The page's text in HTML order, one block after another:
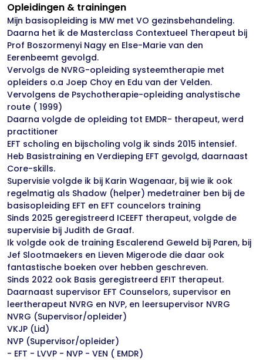
Opleidingen & trainingen
Mijn basisopleiding is MW met VO gezinsbehandeling.
Daarna het ik de Masterclass Contextueel Therapeut bij
Prof Boszormenyi Nagy en Else-Marie van den
Eerenbeemt gevolgd.
Vervolgs de NVRG-opleiding systeemtherapie met
opleiders o.a Joep Choy en Edu van der Velden.
Vervolgens de Psychotherapie-opleiding analystische
route ( 1999)
Daarna volgde de opleiding tot EMDR- therapeut, werd
practitioner
EFT scholing en bijscholing volg ik sinds 2015 intensief.
Heb Basistraining en Verdieping EFT gevolgd, daarnaast
Core-skills.
Supervisie volgde ik bij Karin Wagenaar, bij wie ik ook
regelmatig als Shadow (helper) medetrainer ben bij de
basisopleiding EFT en EFT councelors training
Sinds 2025 geregistreerd ICEEFT therapeut, volgde de
supervisie bij Judith de Graaf.
Ik volgde ook de training Escalerend Geweld bij Paren, bij
Jef Slootmaekers en Lieven Migerode die daar ook
fantastische boeken over hebben geschreven.
Sinds 2022 ook Basis geregistreerd EFIT therapeut.
Daarnaast supervisor EFT Counselors, supervisor en
leertherapeut NVRG en NVP, en leersupervisor NVRG
NVRG (Supervisor/opleider)
VKJP (Lid)
NVP (Supervisor/opleider)
- EFT - LVVP - NVP - VEN ( EMDR)